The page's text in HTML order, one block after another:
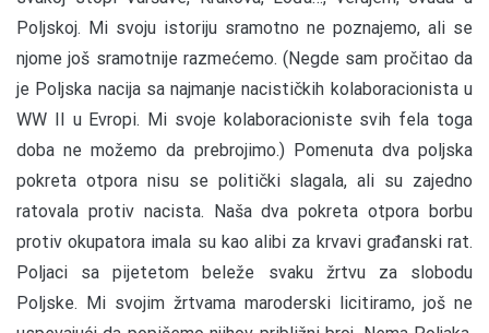
Poljskoj. Mi svoju istoriju sramotno ne poznajemo, ali se
njome još sramotnije razmećemo. (Negde sam pročitao da
je Poljska nacija sa najmanje nacističkih kolaboracionista u
WW II u Evropi. Mi svoje kolaboracioniste svih fela toga
doba ne možemo da prebrojimo.) Pomenuta dva poljska
pokreta otpora nisu se politički slagala, ali su zajedno
ratovala protiv nacista. Naša dva pokreta otpora borbu
protiv okupatora imala su kao alibi za krvavi građanski rat.
Poljaci sa pijetetom beleže svaku žrtvu za slobodu
Poljske. Mi svojim žrtvama maroderski licitiramo, još ne